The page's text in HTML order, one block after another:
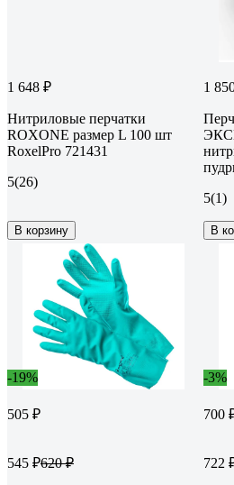
1 648 ₽
Нитриловые перчатки
ROXONE размер L 100 шт
RoxelPro 721431
5(26)
В корзину
1
5(1)
В
-19%
505 ₽
545 ₽620 ₽
-3%
700
722